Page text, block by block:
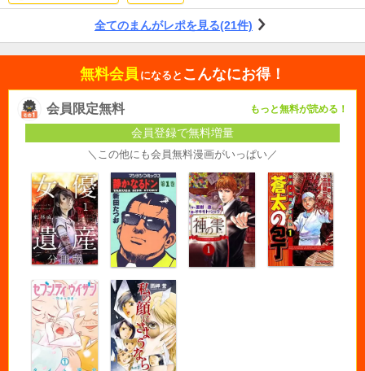
全てのまんがレポを見る(21件)
無料会員 になると こんなにお得！
会員限定無料 もっと無料が読める！
会員登録で無料増量
＼この他にも会員無料漫画がいっぱい／